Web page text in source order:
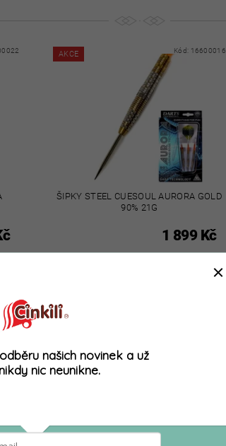
AKCE Kód: 16600016
ŠIPKY STEEL CUESOUL AURORA GOLD
90% 21G
1 899 Kč
našich novinek a už
nic neunikne.